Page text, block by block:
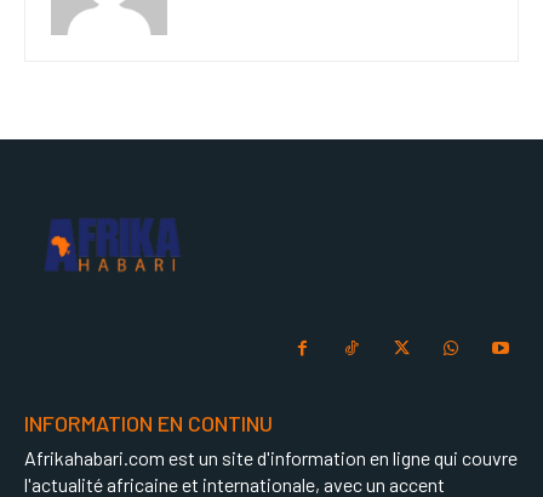
INFORMATION EN CONTINU
Afrikahabari.com est un site d'information en ligne qui couvre
l'actualité africaine et internationale, avec un accent